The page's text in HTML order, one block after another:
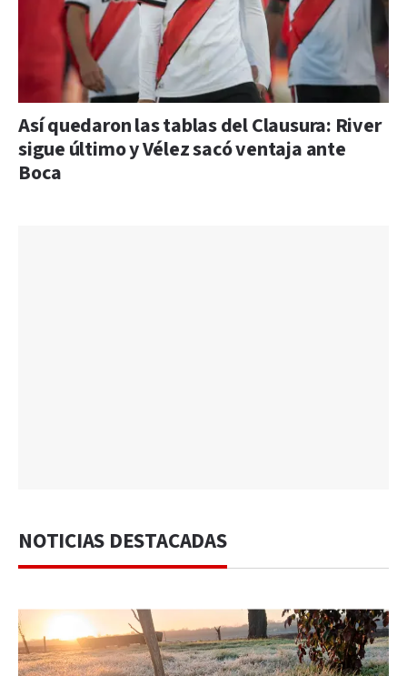
Así quedaron las tablas del Clausura: River
sigue último y Vélez sacó ventaja ante
Boca
NOTICIAS DESTACADAS